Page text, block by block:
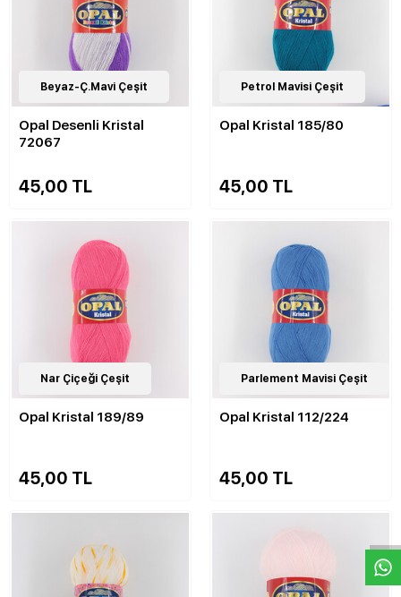
17Çeşit
Beyaz-Ç.Mavi Çeşit
Opal Desenli Kristal
72067
45,00 TL
82Çeşit
Petrol Mavisi Çeşit
Opal Kristal 185/80
45,00 TL
82Çeşit
Nar Çiçeği Çeşit
Opal Kristal 189/89
45,00 TL
82Çeşit
Parlement Mavisi Çeşit
Opal Kristal 112/224
45,00 TL